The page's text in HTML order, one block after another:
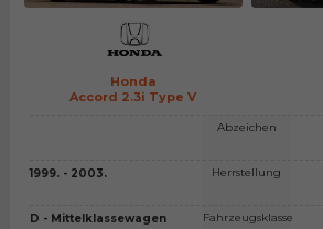
Honda
Accord 2.3i Type V
1999. - 2003.
D - Mittelklassewagen
Abzeichen
Herrstellung
Fahrzeugsklasse